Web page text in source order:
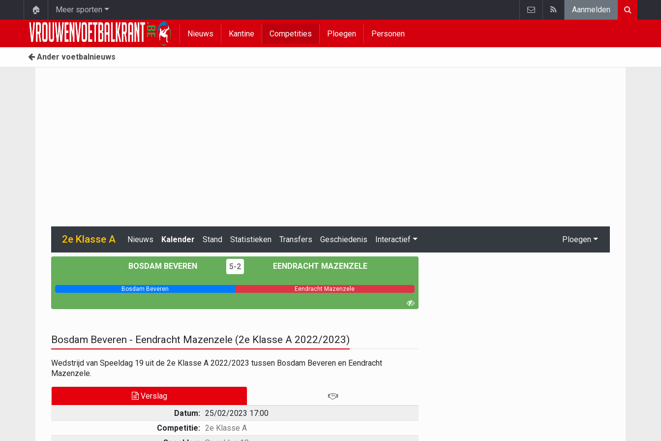
🏠 Meer sporten Aanmelden
Nieuws Kantine Competities Ploegen Personen
Ander voetbalnieuws
2e Klasse A Nieuws Kalender Stand Statistieken Transfers Geschiedenis Interactief Ploegen
BOSDAM BEVEREN 5-2 EENDRACHT MAZENZELE
Bosdam Beveren Eendracht Mazenzele
Bosdam Beveren - Eendracht Mazenzele (2e Klasse A 2022/2023)
Wedstrijd van Speeldag 19 uit de 2e Klasse A 2022/2023 tussen Bosdam Beveren en Eendracht
Mazenzele.
Verslag
Datum: 25/02/2023 17:00
Competitie: 2e Klasse A